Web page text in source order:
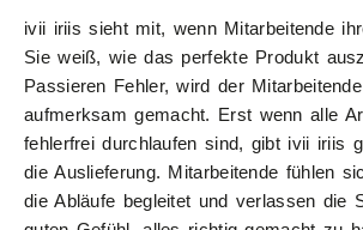
ivii iriis sieht mit, wenn Mitarbeitende
Sie weiß, wie das perfekte Produkt
Passieren Fehler, wird der
aufmerksam gemacht. Erst wenn alle
fehlerfrei durchlaufen sind, gibt ivii iriis
die Auslieferung. Mitarbeitende fühlen
die Abläufe begleitet und verlassen die